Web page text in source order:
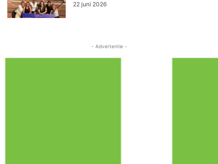
22 juni 2026
- Advertentie -